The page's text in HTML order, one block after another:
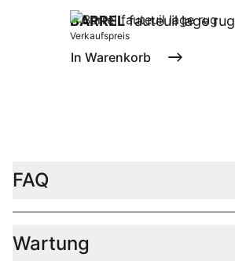
BARRELfauteuil lage rug
Verkaufspreis
In Warenkorb
FAQ
Wartung